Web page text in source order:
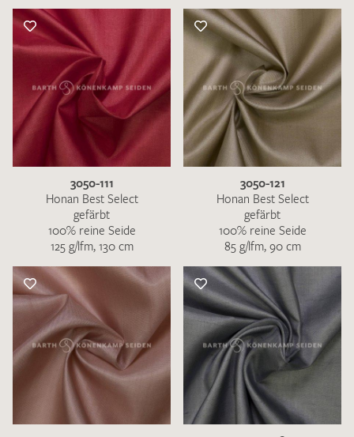
3050-111
Honan Best Select
gefärbt
100% reine Seide
125 g/lfm, 130 cm
3050-121
Honan Best Select
gefärbt
100% reine Seide
85 g/lfm, 90 cm